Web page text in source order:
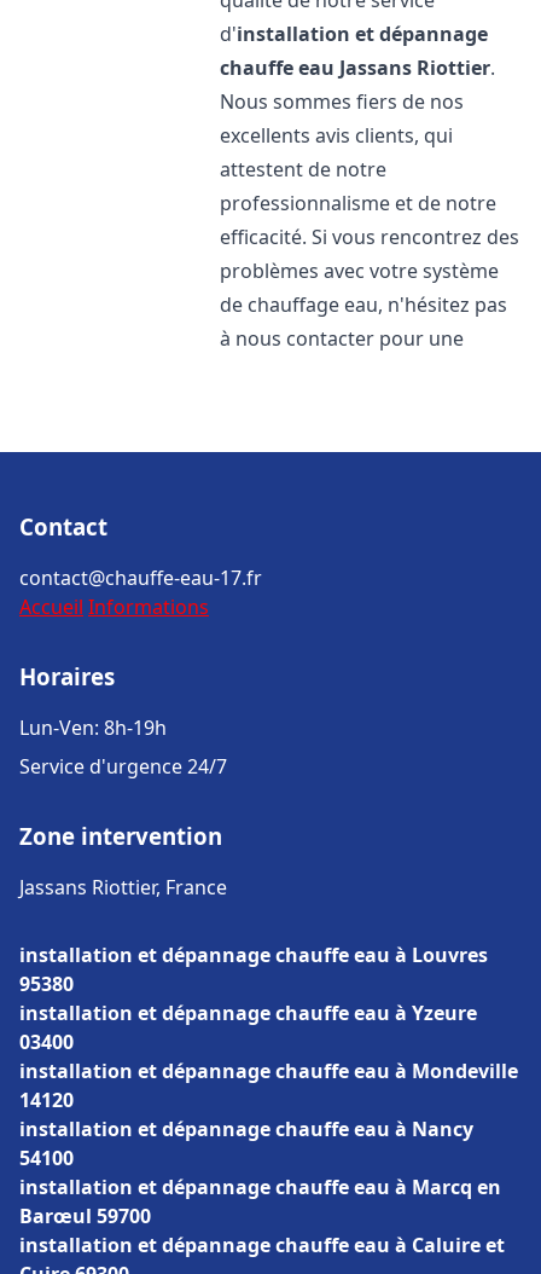
d'installation et dépannage
chauffe eau Jassans Riottier.
Nous sommes fiers de nos
excellents avis clients, qui
attestent de notre
professionnalisme et de notre
efficacité. Si vous rencontrez des
problèmes avec votre système
de chauffage eau, n'hésitez pas
à nous contacter pour une
Contact
contact@chauffe-eau-17.fr
Accueil Informations
Horaires
Lun-Ven: 8h-19h
Service d'urgence 24/7
Zone intervention
Jassans Riottier, France
installation et dépannage chauffe eau à Louvres
95380
installation et dépannage chauffe eau à Yzeure
03400
installation et dépannage chauffe eau à Mondeville
14120
installation et dépannage chauffe eau à Nancy
54100
installation et dépannage chauffe eau à Marcq en
Barœul 59700
installation et dépannage chauffe eau à Caluire et